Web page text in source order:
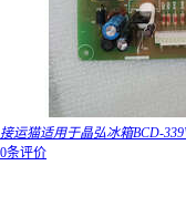
接运猫适用于晶弘冰箱BCD-
0条评价